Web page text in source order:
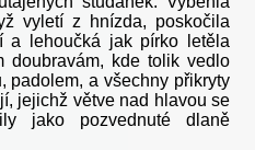
vyletí z hnízda, poskočila
a lehoučká jak pírko letěla
kde tolik vedlo
padolem, a všechny přikryty
jejichž větve nad hlavou se
jako pozvednuté dlaně